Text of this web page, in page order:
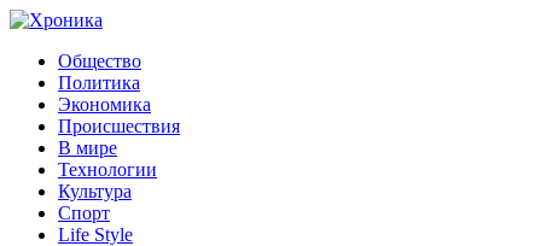
Общество
Политика
Экономика
Происшествия
В мире
Технологии
Культура
Спорт
Life Style